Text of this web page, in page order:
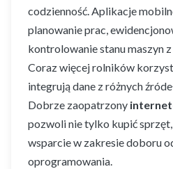
codzienność. Aplikacje
planowanie prac,
kontrolowanie stanu maszyn
Coraz więcej rolników
integrują dane z różnych
Dobrze zaopatrzony
pozwoli nie tylko kupić
wsparcie w zakresie doboru
oprogramowania.